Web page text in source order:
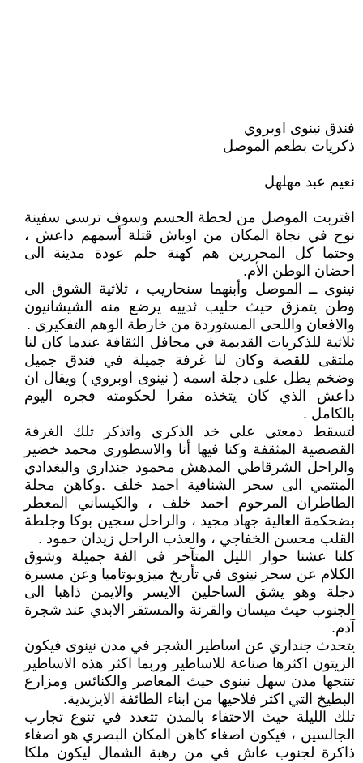
فندق نينوى اوبروي
ذكريات بطعم الموصل
نعيم عبد مهلهل
اقتربت الموصل من لحظة الحسم وسوف ترسي سفينة
نوح في نجاة المكان من اوباش قتلة أسمهم داعش ،
وحتما كل المحررين هم كهنة حلم عودة مدينة الى
احضان الوطن الأم.
نينوى ــ الموصل وأبنهما سنحاريب ، ثلاثية الشوق الى
وطن يتمزق حيث حليب ثدييه يرضع منه الشيشانيون
والافعان واللحى المستوردة من خارطة الوهم التفكيري .
ثلاثية للذكريات القديمة في محافل الثقافة عندما كان لنا
ملتقى للقصة وكان لنا غرفة جميلة في فندق جميل
وضخم يطل على دجلة اسمه ( نينوى اوبروي ) ويقال ان
داعش الذي كان يتخذه مقرا لحكومته فجره اليوم
بالكامل .
لتسقط دمعتي على خد الذكرى واتذكر تلك الغرفة
القصصية المثقفة وكنا فيها أنا والاسطوري محمد خضير
والراحل الشرقاطي المدهش محمود جنداري والبغدادي
المنتمي الى سحر الشنافية احمد خلف .وكاهن محلة
الطاطران المرحوم احمد خلف ، والكيساني المعطر
بضحكمة العالية جهاد مجيد ، والراحل سجين بوكا وجلطة
القلب محسن الخفاجي ، والعذب الراحل زيدان حمود .
كلنا عشنا حوار الليل المتآخر في الفة جميلة وشوق
الكلام عن سحر نينوى في تأريخ ميزوبوتاميا وعن مسيرة
دجلة وهو يشق الساحلين الايسر والايمن ذاهبا الى
الجنوب حيث ميسان والقرنة والمستقر الابدي عند شجرة
آدم.
يتحدث جنداري عن اساطير الشجر في مدن نينوى فيكون
الزيتون اكثرها صناعة للاساطير وربما اكثر هذه الاساطير
تنتجها مدن سهل نينوى حيث المعاصر والكنائس ومزارع
البطيخ التي اكثر فلاحيها من ابناء الطائفة الايزيدية.
تلك الليلة حيث الاحتفاء بالمدن تتعدد في تنوع تجارب
الجالسين ، فيكون اصغاء كاهن المكان البصري هو اصغاء
ذاكرة لجنوب عاش في من رهبة الشمال ليكون ملكا